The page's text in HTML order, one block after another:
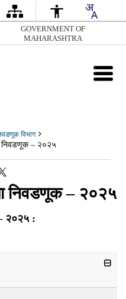
GOVERNMENT OF
MAHARASHTRA
विभाग
निवडणूक – २०२५
निवडणूक – २०२५
२०२५ :